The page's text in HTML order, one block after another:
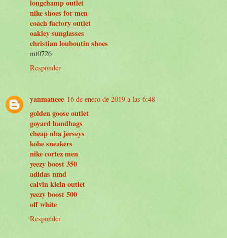
longchamp outlet
nike shoes for men
coach factory outlet
oakley sunglasses
christian louboutin shoes
mt0726
Responder
yanmaneee 16 de enero de 2019 a las 6:48
golden goose outlet
goyard handbags
cheap nba jerseys
kobe sneakers
nike cortez men
yeezy boost 350
adidas nmd
calvin klein outlet
yeezy boost 500
off white
Responder